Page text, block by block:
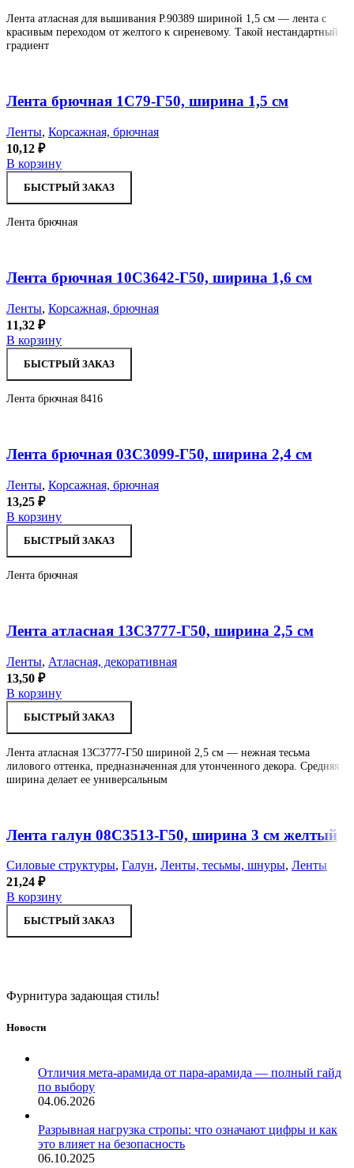
Лента атласная для вышивания Р.90389 шириной 1,5 см — лента с
красивым переходом от желтого к сиреневому. Такой нестандартный
градиент
В отложенное
Лента брючная 1С79-Г50, ширина 1,5 см
Ленты, Корсажная, брючная
10,12 ₽
В корзину
БЫСТРЫЙ ЗАКАЗ
Лента брючная
В отложенное
Лента брючная 10С3642-Г50, ширина 1,6 см
Ленты, Корсажная, брючная
11,32 ₽
В корзину
БЫСТРЫЙ ЗАКАЗ
Лента брючная 8416
В отложенное
Лента брючная 03С3099-Г50, ширина 2,4 см
Ленты, Корсажная, брючная
13,25 ₽
В корзину
БЫСТРЫЙ ЗАКАЗ
Лента брючная
В отложенное
Лента атласная 13С3777-Г50, ширина 2,5 см
Ленты, Атласная, декоративная
13,50 ₽
В корзину
БЫСТРЫЙ ЗАКАЗ
Лента атласная 13С3777-Г50 шириной 2,5 см — нежная тесьма
лилового оттенка, предназначенная для утонченного декора. Средняя
ширина делает ее универсальным
В отложенное
Лента галун 08С3513-Г50, ширина 3 см желтый
Силовые структуры, Галун, Ленты, тесьмы, шнуры, Ленты
21,24 ₽
В корзину
БЫСТРЫЙ ЗАКАЗ
Фурнитура задающая стиль!
Новости
Отличия мета-арамида от пара-арамида — полный гайд
по выбору
04.06.2026
Разрывная нагрузка стропы: что означают цифры и как
это влияет на безопасность
06.10.2025